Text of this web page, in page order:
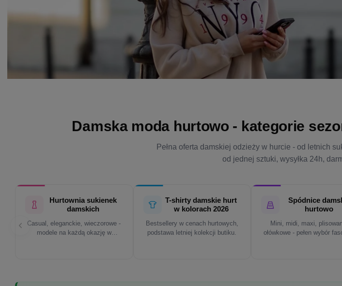
Damska moda hurtowo - kategorie
Pełna oferta damskiej odzieży w hurcie - od letnich
od jednej sztuki, wysyłka 24h,
Hurtownia sukienek
damskich
Casual, eleganckie, wieczorowe -
modele na każdą okazję w
T-shirty damskie hurt
w kolorach 2026
Bestsellery w cenach hurtowych,
podstawa letniej kolekcji butiku.
Spódnice
hurtowo
Mini, midi, maxi,
ołówkowe - pełen wybór